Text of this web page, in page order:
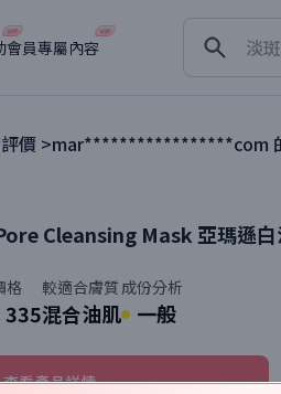
會員專屬內容
淡斑
價 >mar*****************com
Cleansing Mask 亞瑪遜
格
335
較適合膚質
混合油肌
成份分析
一般
查看產品詳情